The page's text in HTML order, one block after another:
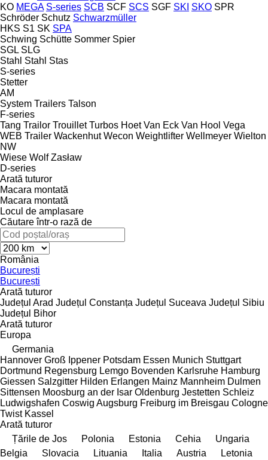
KO MEGA S-series SCB SCF SCS SGF SKI SKO SPR
Schröder Schutz Schwarzmüller
HKS S1 SK SPA
Schwing Schütte Sommer Spier
SGL SLG
Stahl Stahl Stas
S-series
Stetter
AM
System Trailers Talson
F-series
Tang Trailor Trouillet Turbos Hoet Van Eck Van Hool Vega
WEB Trailer Wackenhut Wecon Weightlifter Wellmeyer Wielton
NW
Wiese Wolf Zasław
D-series
Arată tuturor
Macara montată
Macara montată
Locul de amplasare
Căutare într-o rază de
România
București
București
Arată tuturor
Județul Arad Județul Constanța Județul Suceava Județul Sibiu
Județul Bihor
Arată tuturor
Europa
Germania
Hannover Groß Ippener Potsdam Essen Munich Stuttgart
Dortmund Regensburg Lemgo Bovenden Karlsruhe Hamburg
Giessen Salzgitter Hilden Erlangen Mainz Mannheim Dulmen
Sittensen Moosburg an der Isar Oldenburg Jestetten Schleiz
Ludwigshafen Coswig Augsburg Freiburg im Breisgau Cologne
Twist Kassel
Arată tuturor
Țările de Jos
Polonia Estonia Cehia
Ungaria
Belgia
Slovacia Lituania Italia Austria Letonia